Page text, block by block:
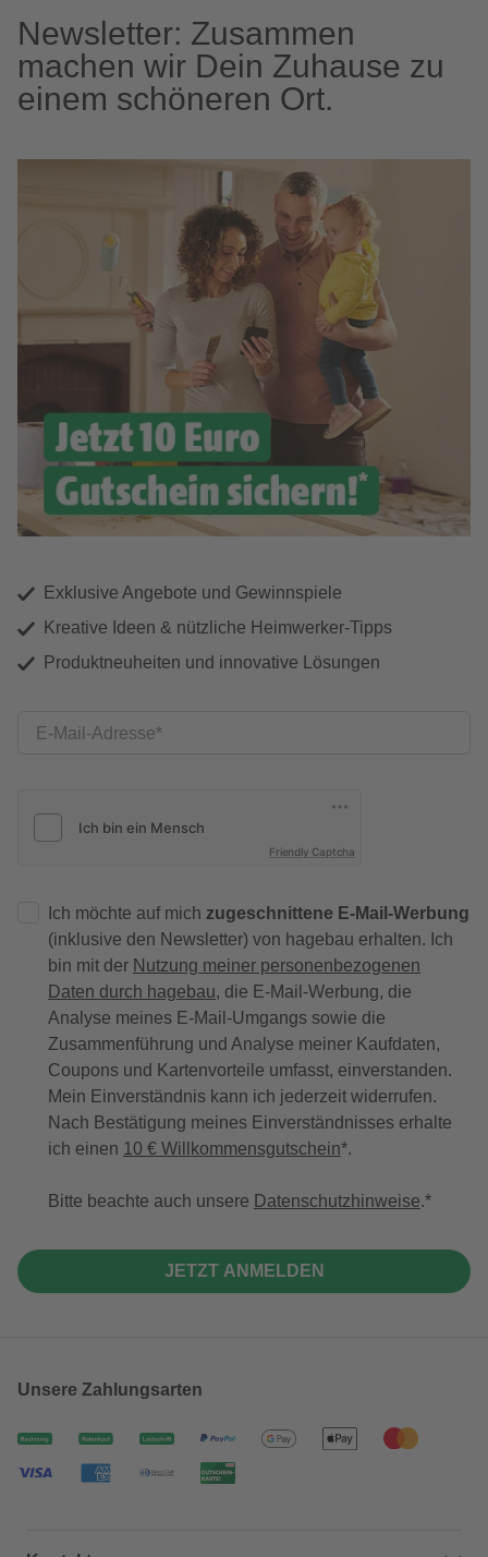
Newsletter: Zusammen
machen wir Dein Zuhause zu
einem schöneren Ort.
Exklusive Angebote und Gewinnspiele
Kreative Ideen & nützliche Heimwerker-Tipps
Produktneuheiten und innovative Lösungen
E-Mail-Adresse
Friendly Captcha
Ich möchte auf mich zugeschnittene E-Mail-Werbung
(inklusive den Newsletter) von hagebau erhalten. Ich
bin mit der Nutzung meiner personenbezogenen
Daten durch hagebau, die E-Mail-Werbung, die
Analyse meines E-Mail-Umgangs sowie die
Zusammenführung und Analyse meiner Kaufdaten,
Coupons und Kartenvorteile umfasst, einverstanden.
Mein Einverständnis kann ich jederzeit widerrufen.
Nach Bestätigung meines Einverständnisses erhalte
ich einen 10 € Willkommensgutschein*.
Bitte beachte auch unsere Datenschutzhinweise.
JETZT ANMELDEN
Unsere Zahlungsarten